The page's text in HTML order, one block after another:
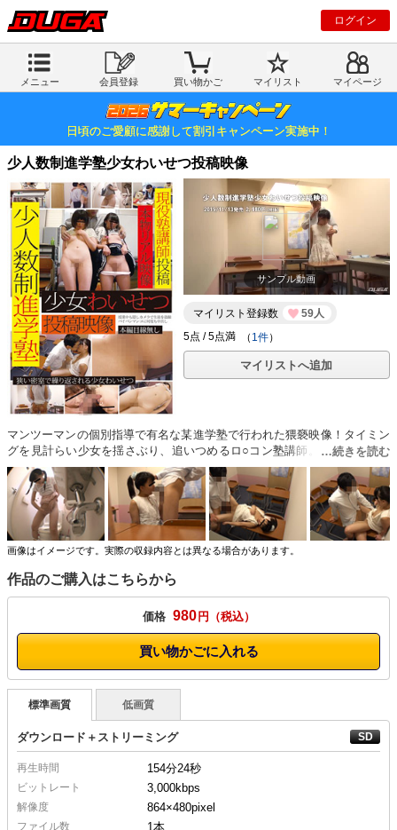
ログイン
メニュー 会員登録 買い物かご マイリスト マイページ
日頃のご愛顧に感謝して割引キャンペーン実施中！
少人数制進学塾少女わいせつ投稿映像
サンプル動画
マイリスト登録数
59人
（ 1件）
マイリストへ追加
マンツーマンの個別指導で有名な某進学塾で行われた猥褻映像！タイミン
グを見計らい少女を揺さぶり、追いつめるロ○コン塾講師。スカートをめ
くり上げ、パンツの中に手をつっこみクチュクチュと無毛ワレメの感触を
楽しむ。被○者であるはずの少女は自ら懇願し鬼○チンポを受け入れる…。
※本編顔出し
画像はイメージです。実際の収録内容とは異なる場合があります。
作品のご購入はこちらから
価格 980 円
買い物かごに入れる
標準画質 低画質
ダウンロード＋ストリーミング
再生時間 154分24秒
ビットレート 3,000kbps
解像度 864×480pixel
ファイル数 1本